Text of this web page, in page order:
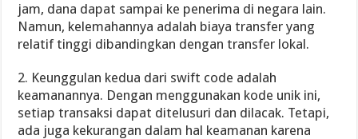
jam, dana dapat sampai ke penerima di negara lain.
Namun, kelemahannya adalah biaya transfer yang
relatif tinggi dibandingkan dengan transfer lokal.
2. Keunggulan kedua dari swift code adalah
keamanannya. Dengan menggunakan kode unik ini,
setiap transaksi dapat ditelusuri dan dilacak. Tetapi,
ada juga kekurangan dalam hal keamanan karena